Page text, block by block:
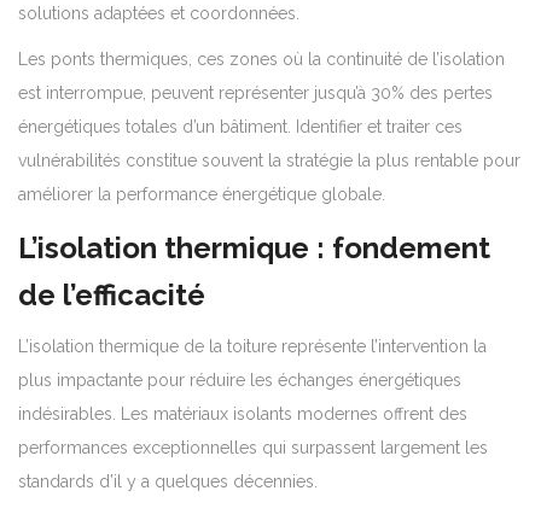
solutions adaptées et coordonnées.
Les ponts thermiques, ces zones où la continuité de l’isolation
est interrompue, peuvent représenter jusqu’à 30% des pertes
énergétiques totales d’un bâtiment. Identifier et traiter ces
vulnérabilités constitue souvent la stratégie la plus rentable pour
améliorer la performance énergétique globale.
L’isolation thermique : fondement
de l’efficacité
L’isolation thermique de la toiture représente l’intervention la
plus impactante pour réduire les échanges énergétiques
indésirables. Les matériaux isolants modernes offrent des
performances exceptionnelles qui surpassent largement les
standards d’il y a quelques décennies.